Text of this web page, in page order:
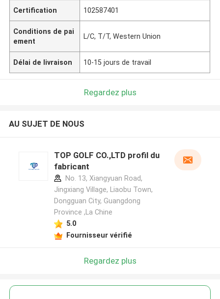
Certification 102587401
Conditions de pai
ement
L/C, T/T, Western Union
Délai de livraison 10-15 jours de travail
Regardez plus
AU SUJET DE NOUS
TOP GOLF CO.,LTD profil du
fabricant
No. 13, Xiangyuan Road,
Jingxiang Village, Liaobu Town,
Dongguan City, Guangdong
Province ,La Chine
5.0
Fournisseur vérifié
Regardez plus